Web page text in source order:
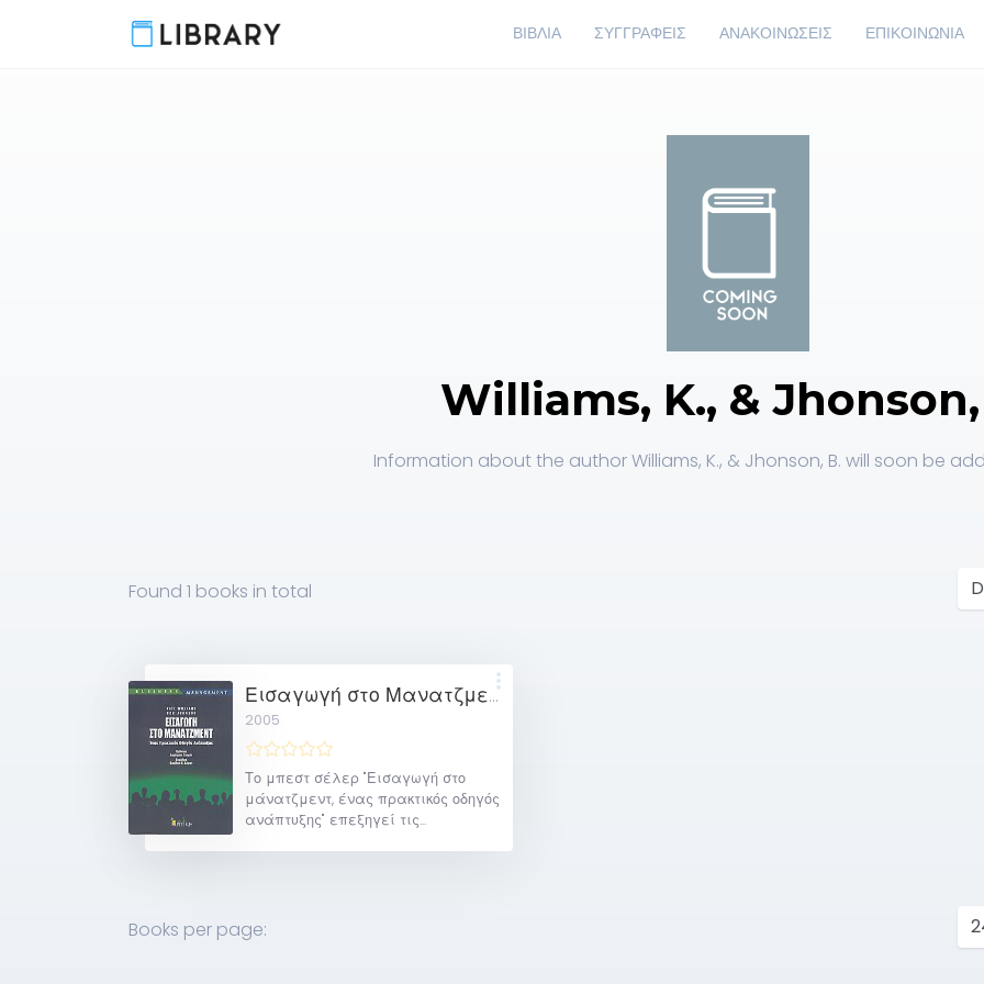
ΒΙΒΛΙΑ ΣΥΓΓΡΑΦΕΙΣ ΑΝΑΚΟΙΝΩΣΕΙΣ ΕΠΙΚΟΙΝΩΝΙΑ
Williams, K., &
Information about the author Williams, K., & Jhonson, B. will soon be
Found 1 books in total
Εισαγωγή στο Μανατζμεντ
2005
Το μπεστ σέλερ "Εισαγωγή στο
μάνατζμεντ, ένας πρακτικός οδηγός
ανάπτυξης" επεξηγεί τις...
Books per page: